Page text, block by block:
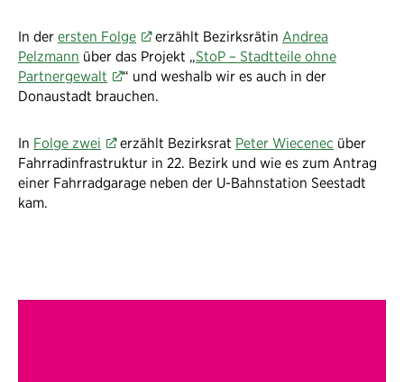
In der ersten Folge erzählt Bezirksrätin Andrea
Pelzmann über das Projekt „StoP – Stadtteile ohne
Partnergewalt
“ und weshalb wir es auch in der
Donaustadt brauchen.
In Folge zwei erzählt Bezirksrat Peter Wiecenec über
Fahrradinfrastruktur in 22. Bezirk und wie es zum Antrag
einer Fahrradgarage neben der U-Bahnstation Seestadt
kam.